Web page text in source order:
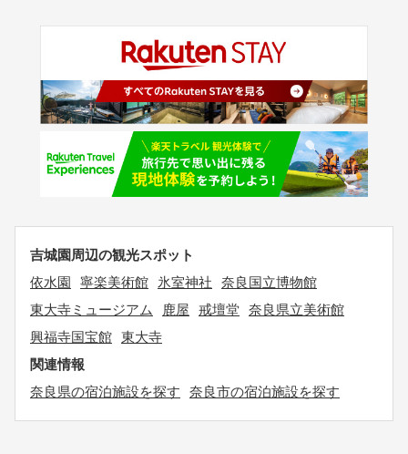
吉城園周辺の観光スポット
依水園
寧楽美術館 氷室神社
奈良国立博物館
東大寺ミュージアム
鹿屋 戒壇堂 奈良県立美術館
興福寺国宝館 東大寺
関連情報
奈良県の宿泊施設を探す
奈良市の宿泊施設を探す